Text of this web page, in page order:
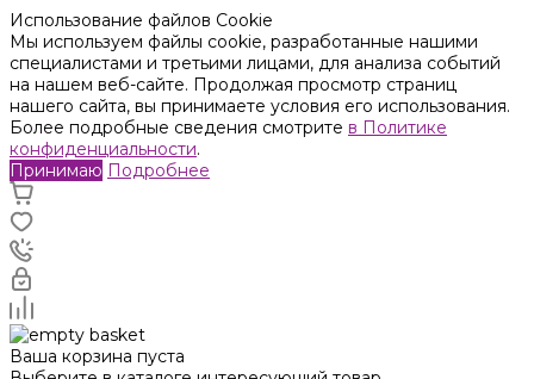
Использование файлов Cookie
Мы используем файлы cookie, разработанные нашими
специалистами и третьими лицами, для анализа событий
на нашем веб-сайте. Продолжая просмотр страниц
нашего сайта, вы принимаете условия его использования.
Более подробные сведения смотрите в Политике
конфиденциальности.
Принимаю Подробнее
Ваша корзина пуста